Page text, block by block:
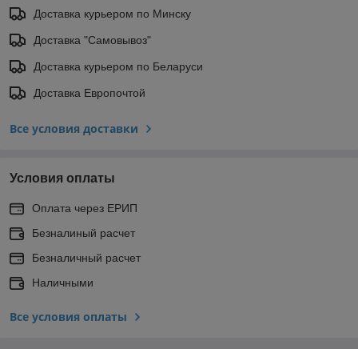
Доставка курьером по Минску
Доставка "Самовывоз"
Доставка курьером по Беларуси
Доставка Европочтой
Все условия доставки
Условия оплаты
Оплата через ЕРИП
Безналиный расчет
Безналичный расчет
Наличными
Все условия оплаты